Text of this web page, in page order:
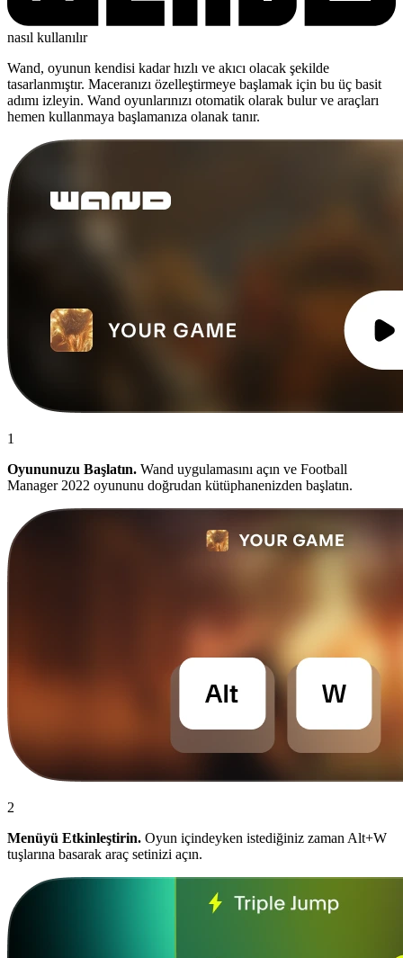
nasıl kullanılır
Wand, oyunun kendisi kadar hızlı ve akıcı olacak şekilde
tasarlanmıştır. Maceranızı özelleştirmeye başlamak için bu üç basit
adımı izleyin. Wand oyunlarınızı otomatik olarak bulur ve araçları
hemen kullanmaya başlamanıza olanak tanır.
1
Oyununuzu Başlatın. Wand uygulamasını açın ve Football
Manager 2022 oyununu doğrudan kütüphanenizden başlatın.
2
Menüyü Etkinleştirin. Oyun içindeyken istediğiniz zaman Alt+W
tuşlarına basarak araç setinizi açın.